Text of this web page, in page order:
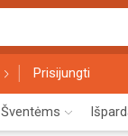
Prisijungti
Šventėms